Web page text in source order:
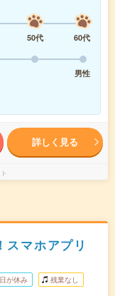
50代
60代
男性
詳しく見る
スマホアプリ
が休み 残業なし